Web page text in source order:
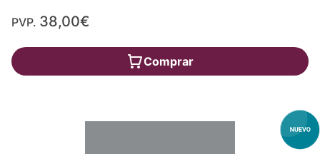
PVP. 38,00€
Comprar